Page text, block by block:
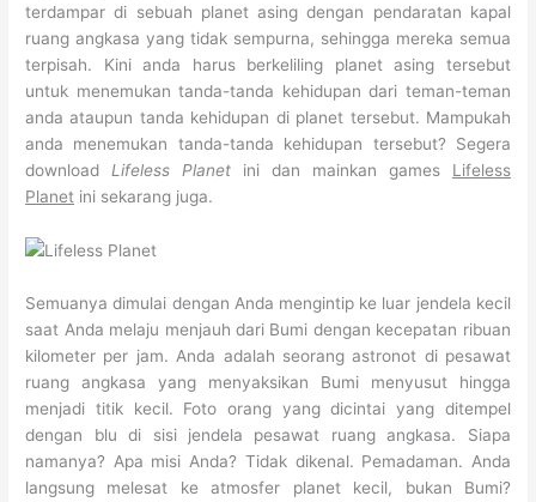
terdampar di sebuah planet asing dengan pendaratan kapal
ruang angkasa yang tidak sempurna, sehingga mereka semua
terpisah. Kini anda harus berkeliling planet asing tersebut
untuk menemukan tanda-tanda kehidupan dari teman-teman
anda ataupun tanda kehidupan di planet tersebut. Mampukah
anda menemukan tanda-tanda kehidupan tersebut? Segera
download Lifeless Planet ini dan mainkan games Lifeless
Planet ini sekarang juga.
Semuanya dimulai dengan Anda mengintip ke luar jendela kecil
saat Anda melaju menjauh dari Bumi dengan kecepatan ribuan
kilometer per jam. Anda adalah seorang astronot di pesawat
ruang angkasa yang menyaksikan Bumi menyusut hingga
menjadi titik kecil. Foto orang yang dicintai yang ditempel
dengan blu di sisi jendela pesawat ruang angkasa. Siapa
namanya? Apa misi Anda? Tidak dikenal. Pemadaman. Anda
langsung melesat ke atmosfer planet kecil, bukan Bumi?